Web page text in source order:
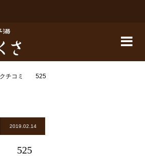
クチコミ 525
2019.02.14
525